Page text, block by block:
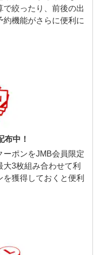
絞ったり、前後の出
機能がさらに便利に
布中！
ーポンをJMB会員限定
3枚組み合わせて利
獲得しておくと便利